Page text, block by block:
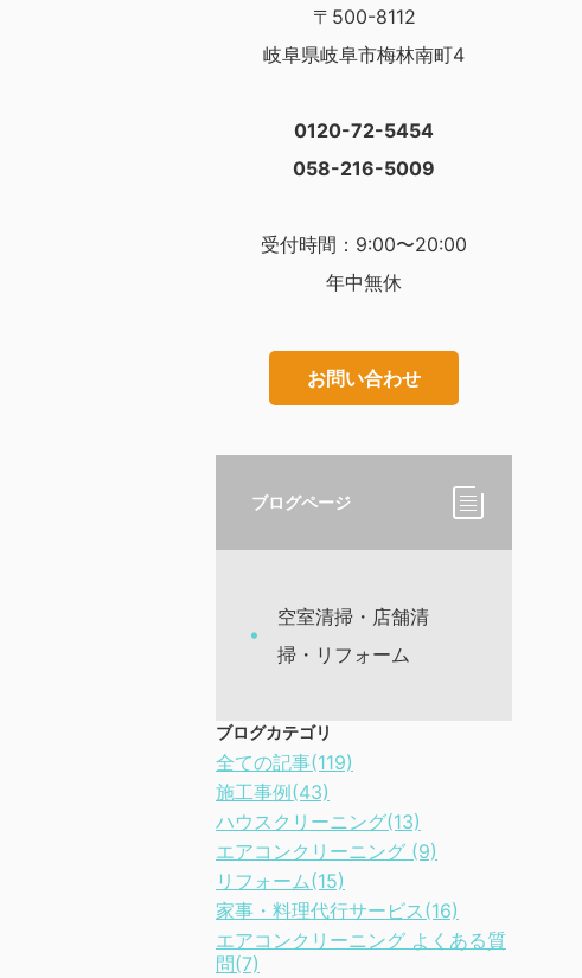
〒500-8112
岐阜県岐阜市梅林南町4
0120-72-5454
058-216-5009
受付時間：9:00〜20:00
年中無休
お問い合わせ
ブログページ
空室清掃・店舗清
掃・リフォーム
ブログカテゴリ
全ての記事(119)
施工事例(43)
ハウスクリーニング(13)
エアコンクリーニング (9)
リフォーム(15)
家事・料理代行サービス(16)
エアコンクリーニング よくある質
問(7)